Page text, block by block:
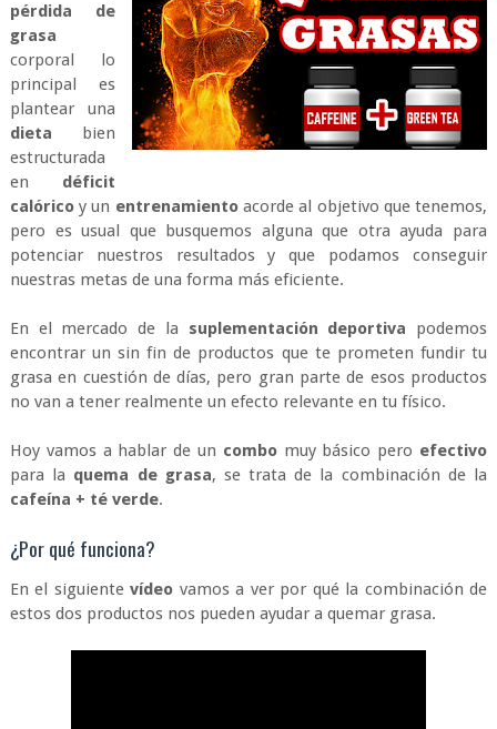
pérdida de
grasa
corporal lo
principal es
plantear una
dieta bien
estructurada
en déficit
calóricoy un entrenamientoacorde al objetivo que tenemos,
pero es usual que busquemos alguna que otra ayuda para
potenciar nuestros resultados y que podamos conseguir
nuestras metas de una forma más eficiente.
En el mercado de la suplementación deportiva podemos
encontrar un sin fin de productos que te prometen fundir tu
grasa en cuestión de días, pero gran parte de esos productos
no van a tener realmente un efecto relevante en tu físico.
Hoy vamos a hablar de un combomuy básico pero efectivo
para la quema de grasa, se trata de la combinación de la
cafeína + té verde.
¿Por qué funciona?
En el siguientevídeo vamos a ver por qué la combinación de
estos dos productos nos pueden ayudar a quemar grasa.